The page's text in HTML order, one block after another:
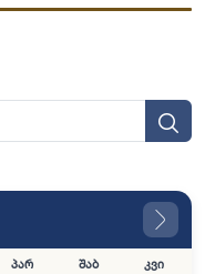
პარ შაბ კვი